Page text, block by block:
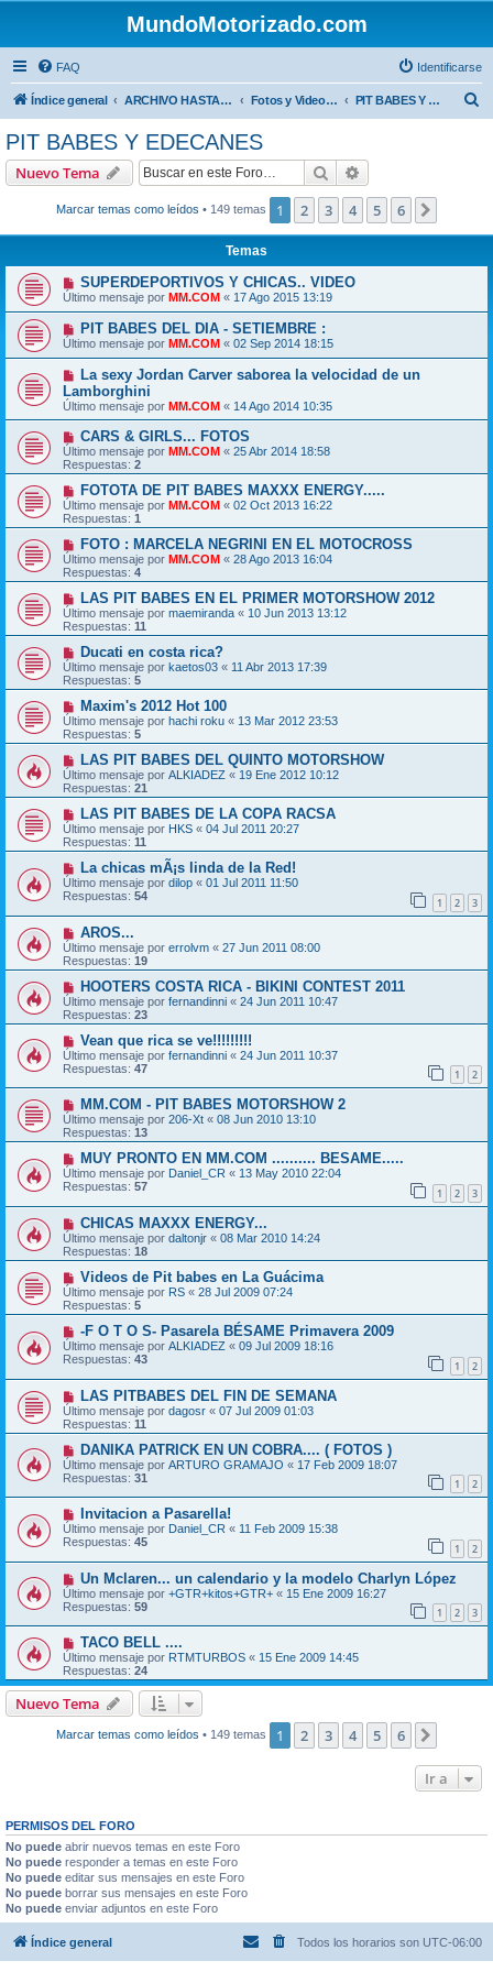
MundoMotorizado.com
FAQ Identificarse
Índice general ARCHIVO HASTA 2018 Fotos y Videos del mundo de los motores PIT BABES Y EDECANES
PIT BABES Y EDECANES
Nuevo Tema Buscar
Marcar temas como leídos • 149 temas 1 2 3 4 5 6
Temas
SUPERDEPORTIVOS Y CHICAS.. VIDEO
Último mensaje por MM.COM « 17 Ago 2015 13:19
PIT BABES DEL DIA - SETIEMBRE :
Último mensaje por MM.COM « 02 Sep 2014 18:15
La sexy Jordan Carver saborea la velocidad de un
Lamborghini
Último mensaje por MM.COM « 14 Ago 2014 10:35
CARS & GIRLS... FOTOS
Último mensaje por MM.COM « 25 Abr 2014 18:58
Respuestas: 2
FOTOTA DE PIT BABES MAXXX ENERGY.....
Último mensaje por MM.COM « 02 Oct 2013 16:22
Respuestas: 1
FOTO : MARCELA NEGRINI EN EL MOTOCROSS
Último mensaje por MM.COM « 28 Ago 2013 16:04
Respuestas: 4
LAS PIT BABES EN EL PRIMER MOTORSHOW 2012
Último mensaje por maemiranda « 10 Jun 2013 13:12
Respuestas: 11
Ducati en costa rica?
Último mensaje por kaetos03 « 11 Abr 2013 17:39
Respuestas: 5
Maxim's 2012 Hot 100
Último mensaje por hachi roku « 13 Mar 2012 23:53
Respuestas: 5
LAS PIT BABES DEL QUINTO MOTORSHOW
Último mensaje por ALKIADEZ « 19 Ene 2012 10:12
Respuestas: 21
LAS PIT BABES DE LA COPA RACSA
Último mensaje por HKS « 04 Jul 2011 20:27
Respuestas: 11
La chicas mÃ¡s linda de la Red!
Último mensaje por dilop « 01 Jul 2011 11:50
Respuestas: 54 1 2 3
AROS...
Último mensaje por errolvm « 27 Jun 2011 08:00
Respuestas: 19
HOOTERS COSTA RICA - BIKINI CONTEST 2011
Último mensaje por fernandinni « 24 Jun 2011 10:47
Respuestas: 23
Vean que rica se ve!!!!!!!!!
Último mensaje por fernandinni « 24 Jun 2011 10:37
Respuestas: 47 1 2
MM.COM - PIT BABES MOTORSHOW 2
Último mensaje por 206-Xt « 08 Jun 2010 13:10
Respuestas: 13
MUY PRONTO EN MM.COM .......... BESAME.....
Último mensaje por Daniel_CR « 13 May 2010 22:04
Respuestas: 57 1 2 3
CHICAS MAXXX ENERGY...
Último mensaje por daltonjr « 08 Mar 2010 14:24
Respuestas: 18
Videos de Pit babes en La Guácima
Último mensaje por RS « 28 Jul 2009 07:24
Respuestas: 5
-F O T O S- Pasarela BÉSAME Primavera 2009
Último mensaje por ALKIADEZ « 09 Jul 2009 18:16
Respuestas: 43 1 2
LAS PITBABES DEL FIN DE SEMANA
Último mensaje por dagosr « 07 Jul 2009 01:03
Respuestas: 11
DANIKA PATRICK EN UN COBRA.... ( FOTOS )
Último mensaje por ARTURO GRAMAJO « 17 Feb 2009 18:07
Respuestas: 31 1 2
Invitacion a Pasarella!
Último mensaje por Daniel_CR « 11 Feb 2009 15:38
Respuestas: 45 1 2
Un Mclaren... un calendario y la modelo Charlyn López
Último mensaje por +GTR+kitos+GTR+ « 15 Ene 2009 16:27
Respuestas: 59 1 2 3
TACO BELL ....
Último mensaje por RTMTURBOS « 15 Ene 2009 14:45
Respuestas: 24
Nuevo Tema
Marcar temas como leídos • 149 temas 1 2 3 4 5 6
Ir a
PERMISOS DEL FORO
No puede abrir nuevos temas en este Foro
No puede responder a temas en este Foro
No puede editar sus mensajes en este Foro
No puede borrar sus mensajes en este Foro
No puede enviar adjuntos en este Foro
Índice general Todos los horarios son UTC-06:00